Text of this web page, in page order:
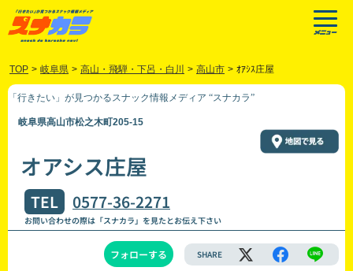
TOP > 岐阜県 > 高山・飛騨・下呂・白川 > 高山市 > ｵｱｼｽ庄屋
「行きたい」が見つかるスナック情報メディア “スナカラ”
岐阜県高山市松之木町205-15
オアシス庄屋
TEL 0577-36-2271
お問い合わせの際は「スナカラ」を見たとお伝え下さい
フォローする SHARE